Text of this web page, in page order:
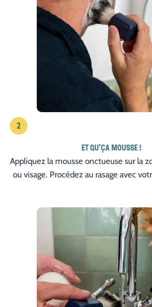
2
ET QU’ÇA MOUSSE !
Appliquez la mousse onctueuse sur la
ou visage. Procédez au rasage avec